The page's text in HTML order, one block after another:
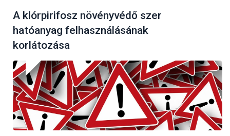
A klórpirifosz növényvédő szer
hatóanyag felhasználásának
korlátozása